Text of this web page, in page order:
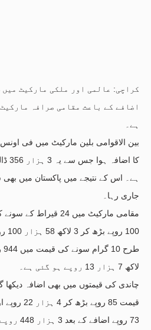
کراچی: عالمی اور ملکی مارکیٹ
اضافے کے باعث مقامی صرافہ
ہے۔
کا
ہے۔ اس کے نتیجے میں پاکستان میں
جاری رہا۔
لاکھ 7 ہزار 13 روپے ہو گئی ہے۔
چاندی کی قیمتوں میں بھی اضافہ دیکھا
73 روپے اضافے کے بعد 3 ہزار 448 روپے ہو گئی ہے۔